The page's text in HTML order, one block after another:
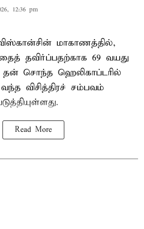
12:36 pm
மாகாணத்தில்,
தவிர்ப்பதற்காக 69 வயது
தன் சொந்த ஹெலிகாப்டரில்
விசித்திரச் சம்பவம்
Read More